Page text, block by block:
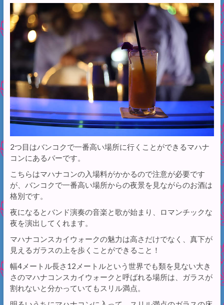
2つ目はバンコクで一番高い場所に行くことができるマハナ
コンにあるバーです。
こちらはマハナコンの入場料がかかるので注意が必要です
が、バンコクで一番高い場所からの夜景を見ながらのお酒は
格別です。
夜になるとバンド演奏の音楽と歌が始まり、ロマンチックな
夜を演出してくれます。
マハナコンスカイウォークの魅力は高さだけでなく、真下が
見えるガラスの上を歩くことができること！
幅4メートル長さ12メートルという世界でも類を見ない大き
さのマハナコンスカイウォークと呼ばれる場所は、ガラスが
割れないと分かっていてもスリル満点。